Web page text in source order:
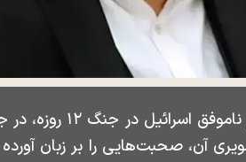
علی شمخانی، پس از
آن، صحبت‌هایی را بر زبان